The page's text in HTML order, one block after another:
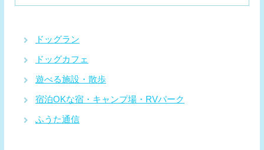
ドッグラン
ドッグカフェ
遊べる施設・散歩
宿泊OKな宿・キャンプ場・RVパーク
ふうた通信